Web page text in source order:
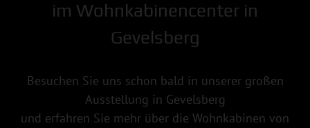
im Wohnkabinencenter in
Gevelsberg
Besuchen Sie uns schon bald in unserer großen
Ausstellung in Gevelsberg
und erfahren Sie mehr über die Wohnkabinen von